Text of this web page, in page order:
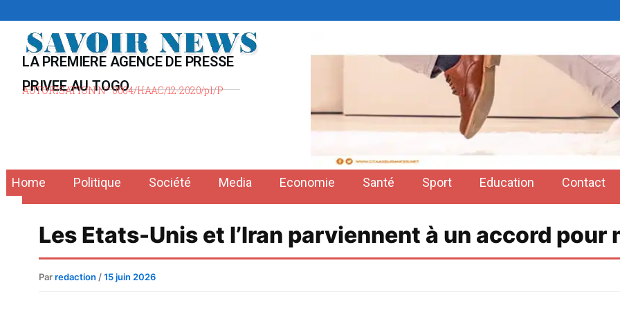
contenu
LA PREMIERE AGENCE DE PRESSE
PRIVEE AU TOGO
AUTORISATION N° 0004/HAAC/12-2020/pl/P
Home Politique Société Media Economie Santé Sport Education Contact
Les Etats-Unis et l’Iran parviennent à un accord pour
Parredaction /15 juin 2026